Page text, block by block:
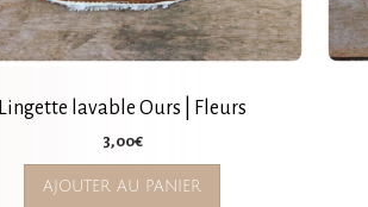
Lingette lavable Ours | Fleurs
3,00€
AJOUTER AU PANIER